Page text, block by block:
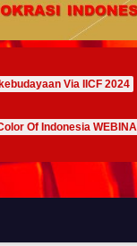
Via IICF 2024
Of Indonesia